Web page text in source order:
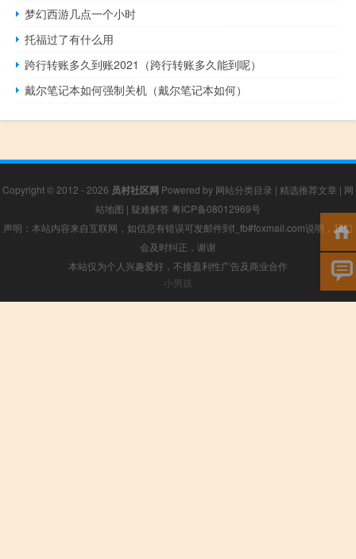
梦幻西游几点一个小时
托福过了有什么用
跨行转账多久到账2021（跨行转账多久能到呢）
戴尔笔记本如何强制关机（戴尔笔记本如何）
Copyright © 2012 - 2026 员村社区网 Powered by 网站分类目录 | 精选推荐文章 | 网
站地图 | 疑难解答 粤ICP备08012969号
声明：本站内容来自互联网，如信息有错误可发邮件到f_fb#foxmail.com说明，我们
会及时纠正，谢谢
本站仅为个人兴趣爱好，不接盈利性广告及商业合作
小男孩